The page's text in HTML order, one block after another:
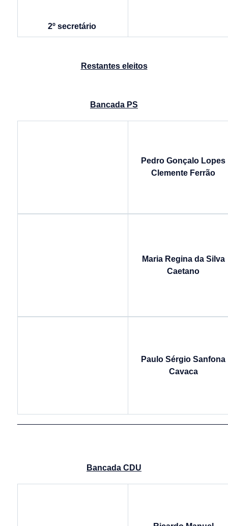
2º secretário
Restantes eleitos
Bancada PS
Pedro Gonçalo Lopes
Clemente Ferrão
Maria Regina da Silva
Caetano
Paulo Sérgio Sanfona
Cavaca
Bancada CDU